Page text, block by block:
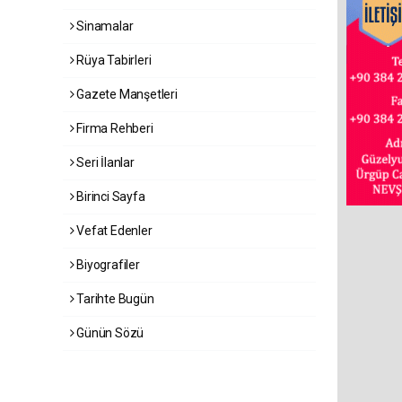
Sinamalar
Rüya Tabirleri
Gazete Manşetleri
Firma Rehberi
Seri İlanlar
Birinci Sayfa
Vefat Edenler
Biyografiler
Tarihte Bugün
Günün Sözü